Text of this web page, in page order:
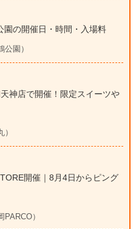
園の開催日・時間・入場料
園）
神店で開催！限定スイーツや
開催｜8月4日からピング
）